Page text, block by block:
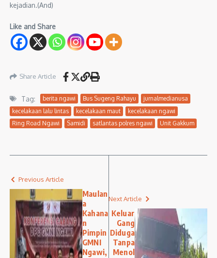
kejadian.(And)
Like and Share
Share Article
Tag: berita ngawi Bus Sugeng Rahayu
jurnalmedianusa
kecelakaan lalu lintas
kecelakaan maut
kecelakaan ngawi
Ring Road Ngawi
Samidi satlantas polres ngawi Unit Gakkum
Previous Article
Maulan
a
Kahana
n
Pimpin
GMNI
Ngawi,
Next Article
Keluar
Gang
Diduga
Tanpa
Menol